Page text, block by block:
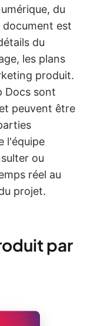
du
document est
du
les plans
produit.
Docs sont
peuvent être
l'équipe
ou
réel au
projet.
par